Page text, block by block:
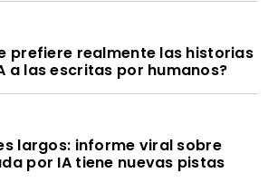
prefiere realmente las historias
a las escritas por humanos?
largos: informe viral sobre
por IA tiene nuevas pistas